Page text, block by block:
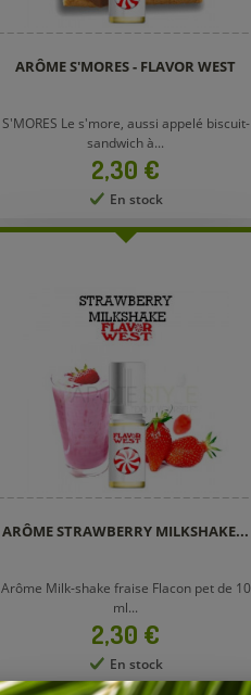
ARÔME S'MORES - FLAVOR WEST
S'MORES Le s'more, aussi appelé biscuit-
sandwich à...
Prix
2,30 €
En stock
ARÔME STRAWBERRY MILKSHAKE...
Arôme Milk-shake fraise Flacon pet de 10
ml...
Prix
2,30 €
En stock